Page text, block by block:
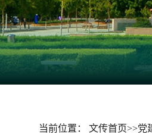
当前位置： 文传首页>>党